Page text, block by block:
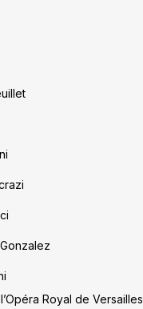
Royal de Versailles